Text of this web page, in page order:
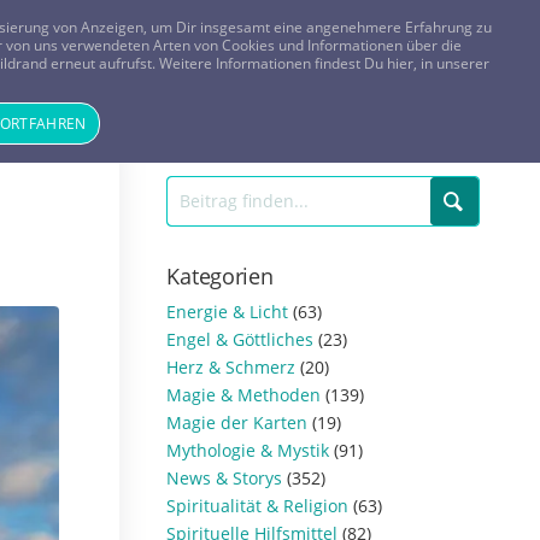
FRAGEN? KOSTENLOS ANRUFEN: 0800-8478266
Magazin ANMELDEN REGISTRIEREN
Kategorien
Energie & Licht (63)
Engel & Göttliches (23)
Herz & Schmerz (20)
Magie & Methoden (139)
Magie der Karten (19)
Mythologie & Mystik (91)
News & Storys (352)
Spiritualität & Religion (63)
Spirituelle Hilfsmittel (82)
von Anzeigen, um Dir insgesamt eine angenehmere Erfahrung zu
uns verwendeten Arten von Cookies und Informationen über die
erneut aufrufst. Weitere Informationen findest Du hier, in unserer